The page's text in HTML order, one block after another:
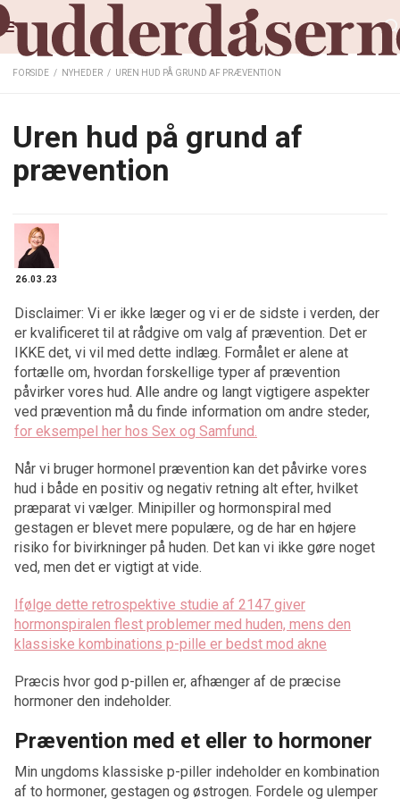
FORSIDE / NYHEDER / UREN HUD PÅ GRUND AF PRÆVENTION
Uren hud på grund af
prævention
26.03.23
Disclaimer: Vi er ikke læger og vi er de sidste i verden, der
er kvalificeret til at rådgive om valg af prævention. Det er
IKKE det, vi vil med dette indlæg. Formålet er alene at
fortælle om, hvordan forskellige typer af prævention
påvirker vores hud. Alle andre og langt vigtigere aspekter
ved prævention må du finde information om andre steder,
for eksempel her hos Sex og Samfund.
Når vi bruger hormonel prævention kan det påvirke vores
hud i både en positiv og negativ retning alt efter, hvilket
præparat vi vælger. Minipiller og hormonspiral med
gestagen er blevet mere populære, og de har en højere
risiko for bivirkninger på huden. Det kan vi ikke gøre noget
ved, men det er vigtigt at vide.
Ifølge dette retrospektive studie af 2147 giver
hormonspiralen flest problemer med huden, mens den
klassiske kombinations p-pille er bedst mod akne
Præcis hvor god p-pillen er, afhænger af de præcise
hormoner den indeholder.
Prævention med et eller to hormoner
Min ungdoms klassiske p-piller indeholder en kombination
af to hormoner, gestagen og østrogen. Fordele og ulemper